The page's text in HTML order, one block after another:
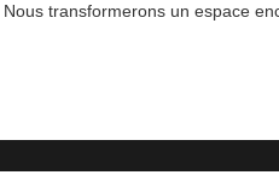
transformerons un espace